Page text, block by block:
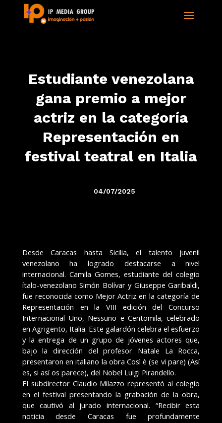
Estudiante venezolana
gana premio a mejor
actriz en la categoría
Representación en
festival teatral en Italia
04/07/2025
Desde Caracas hasta Sicilia, el talento juvenil
venezolano ha logrado destacarse a nivel
internacional. Camila Gomes, estudiante del colegio
ítalo-venezolano Simón Bolívar y Giuseppe Garibaldi,
fue reconocida como Mejor Actriz en la categoría de
Representación en la VIII edición del Concurso
Internacional Uno, Nessuno e Centomila, celebrado
en Agrigento, Italia. Este galardón celebra el esfuerzo
y la entrega de un grupo de jóvenes actores que,
bajo la dirección del profesor Natale La Rocca,
presentaron en italiano la obra Così è (se vi pare) (Así
es, si así os parece), del Nobel Luigi Pirandello.
El subdirector Claudio Milazzo representó al colegio
en el festival presentando la grabación de la obra,
que cautivó al jurado internacional. “Recibir esta
noticia desde Caracas fue profundamente